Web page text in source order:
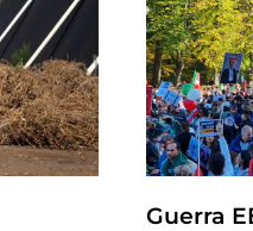
Guerra